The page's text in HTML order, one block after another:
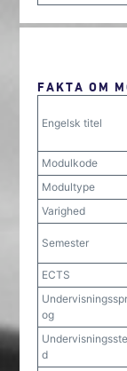
FAKTA OM
Engelsk titel
Modulkode
Modultype
Varighed
Semester
ECTS
Undervisningsspr
og
Undervisningsste
d